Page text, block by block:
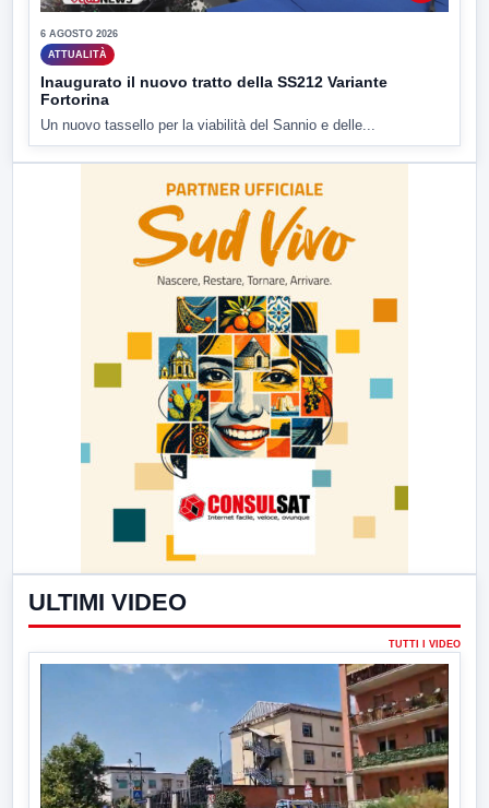
6 AGOSTO 2026
ATTUALITÀ
Inaugurato il nuovo tratto della SS212 Variante
Fortorina
Un nuovo tassello per la viabilità del Sannio e delle...
ULTIMI VIDEO
TUTTI I VIDEO